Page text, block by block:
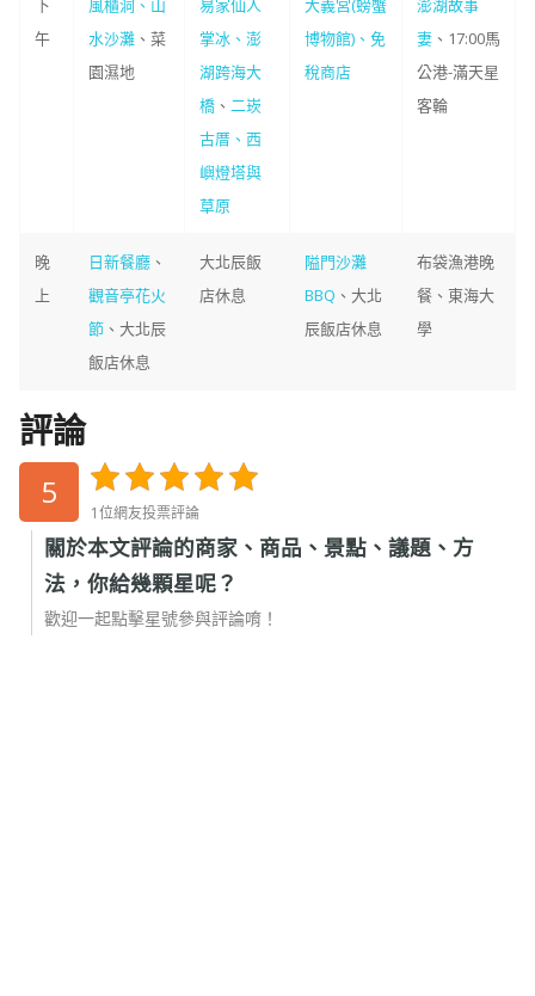
下
午
風櫃洞、山
水沙灘、菜
園濕地
易家仙人
掌冰、澎
湖跨海大
橋、 二崁
古厝、西
嶼燈塔與
草原
大義宮(螃蟹
博物館)、免
稅商店
澎湖故事
妻、17:00馬
公港-滿天星
客輪
晚
上
日新餐廳、
觀音亭花火
節、大北辰
飯店休息
大北辰飯
店休息
隘門沙灘
BBQ 、大北
辰飯店休息
布袋漁港晚
餐、東海大
學
評論
5
1位網友投票評論
關於本文評論的商家、商品、景點、議題、方
法，你給幾顆星呢？
歡迎一起點擊星號參與評論唷！